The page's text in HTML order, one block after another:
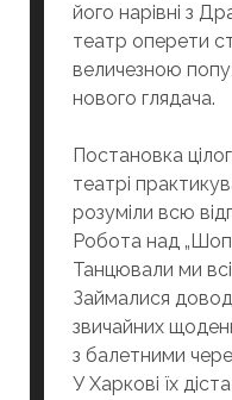
його нарівні з
театр оперети
величезною
нового глядача.
Постановка
театрі
розуміли всю
Робота над
Танцювали ми
Займалися
звичайних
з балетними
У Харкові їх